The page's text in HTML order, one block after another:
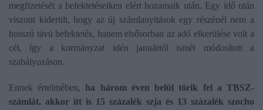
megfizetését a befektetéseiken elért hozamaik után. Egy idő után
viszont kiderült, hogy az új számlanyitások egy részénél nem a
hosszú távú befektetés, hanem elsősorban az adó elkerülése volt a
cél, így a kormányzat idén januártól ismét módosított a
szabályozáson.
Ennek értelmében, ha három éven belül törik fel a TBSZ-
számlát, akkor itt is 15 százalék szja és 13 százalék szocho